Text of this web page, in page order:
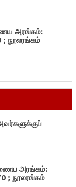
அரங்கம்:
; நூலரங்கம்
அரங்கம்:
; நூலரங்கம்